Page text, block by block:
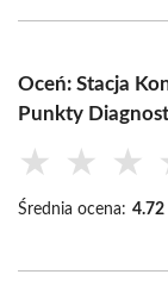
Oceń: Stacja
Punkty
★ ★ ★
Średnia ocena: 4.72